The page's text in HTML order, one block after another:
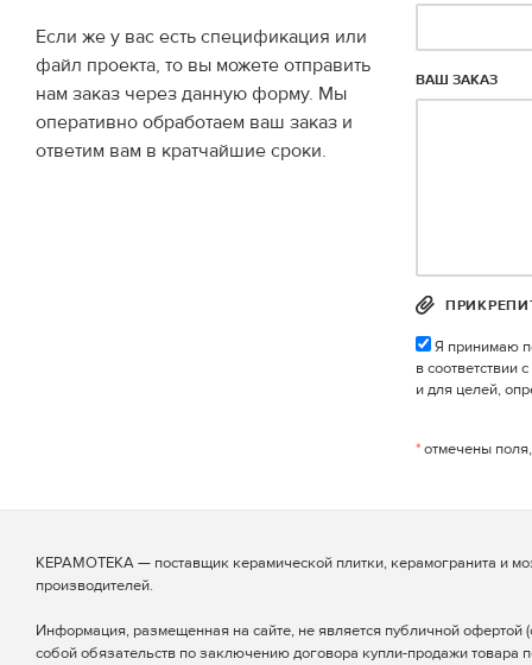
Если же у вас есть спецификация или
файл проекта, то вы можете отправить
нам заказ через данную форму. Мы
оперативно обработаем ваш заказ и
ответим вам в кратчайшие сроки.
ВАШ ЗАКАЗ
Я принимаю
в
и для целей,
*отмечены
КЕРАМОТЕКА — поставщик керамической плитки, керамогранита и
производителей.
Информация, размещенная на сайте, не является публичной офертой
собой обязательств по заключению договора купли-продажи товара